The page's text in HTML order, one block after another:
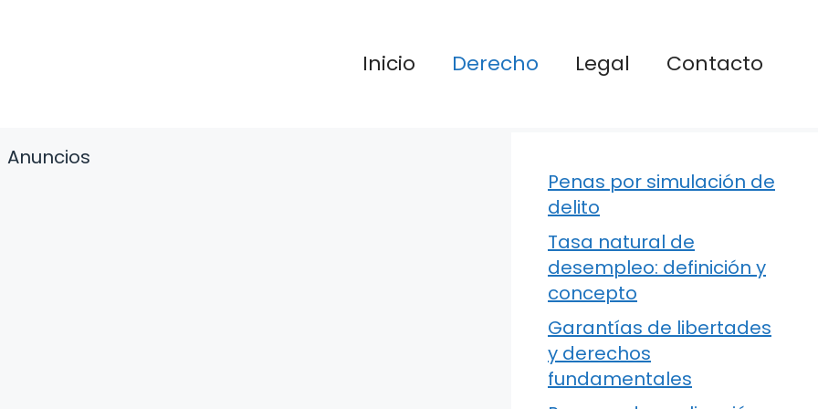
Inicio Derecho Legal Contacto
Anuncios
Penas por simulación de
delito
Tasa natural de
desempleo: definición y
concepto
Garantías de libertades
y derechos
fundamentales